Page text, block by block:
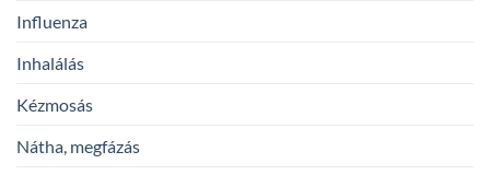
Influenza
Inhalálás
Kézmosás
Nátha, megfázás